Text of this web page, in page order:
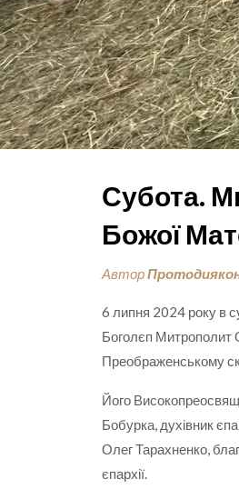
Субота.
Божої
Автор
6 липня 2024 року в
Боголєп Митрополит
Преображенському
Його
Бобурка, духівник
Олег Тарахненко,
єпархії.